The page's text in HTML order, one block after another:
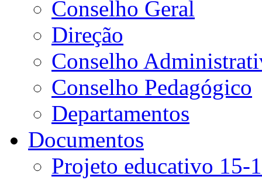
Conselho Geral
Direção
Conselho
Conselho Pedagógico
Departamentos
Documentos
Projeto educativo 15-